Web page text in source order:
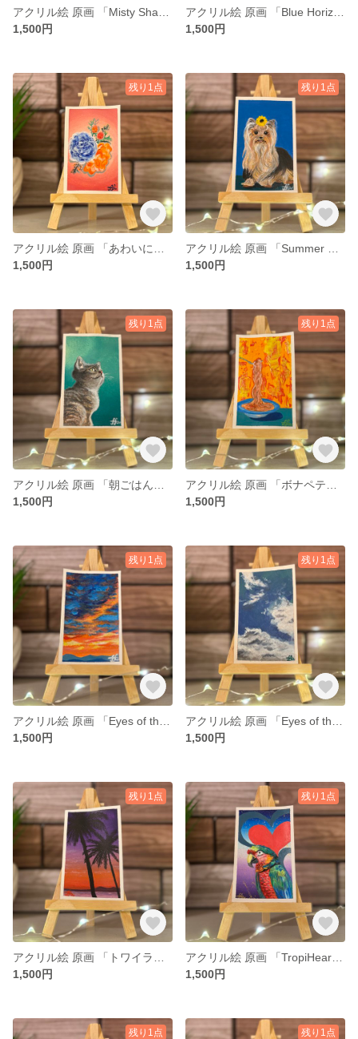
1,500円
1,500円
残り1点
1,500円
残り1点
1,500円
残り1点
1,500円
残り1点
1,500円
残り1点
1,500円
残り1点
1,500円
残り1点
1,500円
残り1点
1,500円
残り1点 残り1点